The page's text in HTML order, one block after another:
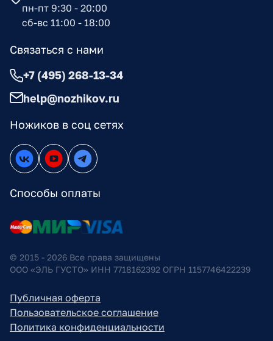
Ножиков в соц сетях
Способы оплаты
пн-пт 9:30 - 20:00
сб-вс 11:00 - 18:00
Связаться с нами
+7 (495) 268-13-34
help@nozhikov.ru
© 2015 - 2026 Все права защищены
ООО «ЭЛЬ ГУСТО» ИНН 7718162392 ОГРН 1157746422239
Публичная оферта
Пользовательское соглашение
Политика конфиденциальности